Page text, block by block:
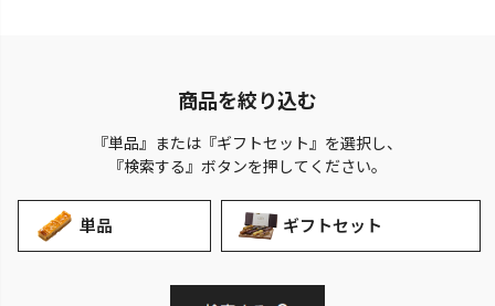
商品を絞り込む
『単品』または『ギフトセット』を選択し、
『検索する』ボタンを押してください。
単品 ギフトセット